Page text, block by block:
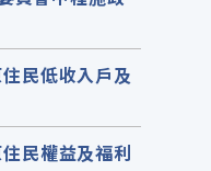
民低收入戶及
民權益及福利